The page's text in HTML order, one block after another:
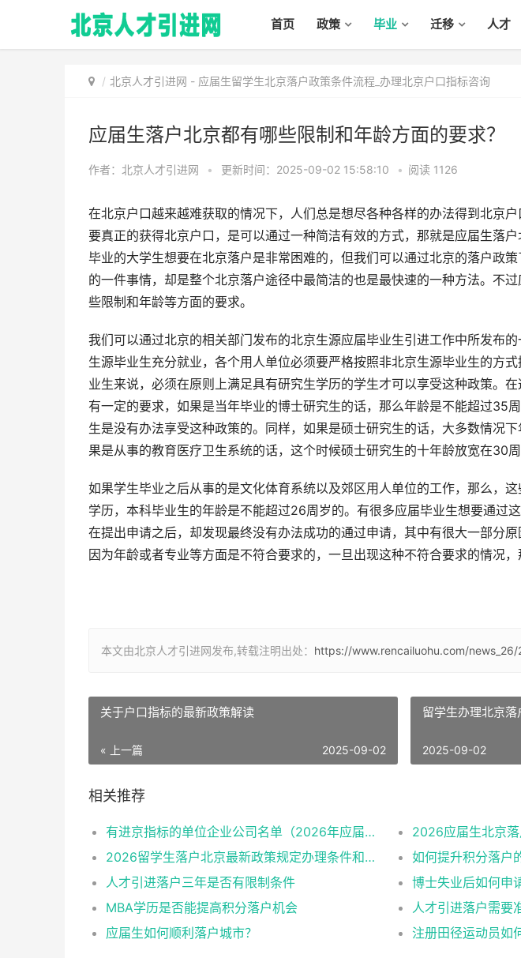
首页 政策 毕业 迁移 人才
北京人才引进网 - 应届生留学生北京落户政策条件流程_办理北京户口指标咨询
应届生落户北京都有哪些限制和年龄方面的要求？
作者：北京人才引进网 • 更新时间：2025-09-02 15:58:10 • 阅读 1126
在北京户口越来越难获取的情况下，人们总是想尽各种各样的办法得到北京
要真正的获得北京户口，是可以通过一种简洁有效的方式，那就是应届生落
毕业的大学生想要在北京落户是非常困难的，但我们可以通过北京的落户政
的一件事情，却是整个北京落户途径中最简洁的也是最快速的一种方法。不
些限制和年龄等方面的要求。
我们可以通过北京的相关部门发布的北京生源应届毕业生引进工作中所发布
生源毕业生充分就业，各个用人单位必须要严格按照非北京生源毕业生的方
业生来说，必须在原则上满足具有研究生学历的学生才可以享受这种政策。
有一定的要求，如果是当年毕业的博士研究生的话，那么年龄是不能超过35
生是没有办法享受这种政策的。同样，如果是硕士研究生的话，大多数情况
果是从事的教育医疗卫生系统的话，这个时候硕士研究生的十年龄放宽在30
如果学生毕业之后从事的是文化体育系统以及郊区用人单位的工作，那么，
学历，本科毕业生的年龄是不能超过26周岁的。有很多应届毕业生想要通过
在提出申请之后，却发现最终没有办法成功的通过申请，其中有很大一部分原
因为年龄或者专业等方面是不符合要求的，一旦出现这种不符合要求的情况，
本文由北京人才引进网发布,转载注明出处： https://www.rencailuohu.com/
关于户口指标的最新政策解读
« 上一篇 2025-09-02
留学生办理北京落
2025-09-02
相关推荐
有进京指标的单位企业公司名单（2026年应届生留学生）
2026留学生落户北京最新政策规定办理条件和材料及流程
如何提升积分落户
人才引进落户三年是否有限制条件
博士失业后如何申
MBA学历是否能提高积分落户机会
人才引进落户需要
应届生如何顺利落户城市？
注册田径运动员如